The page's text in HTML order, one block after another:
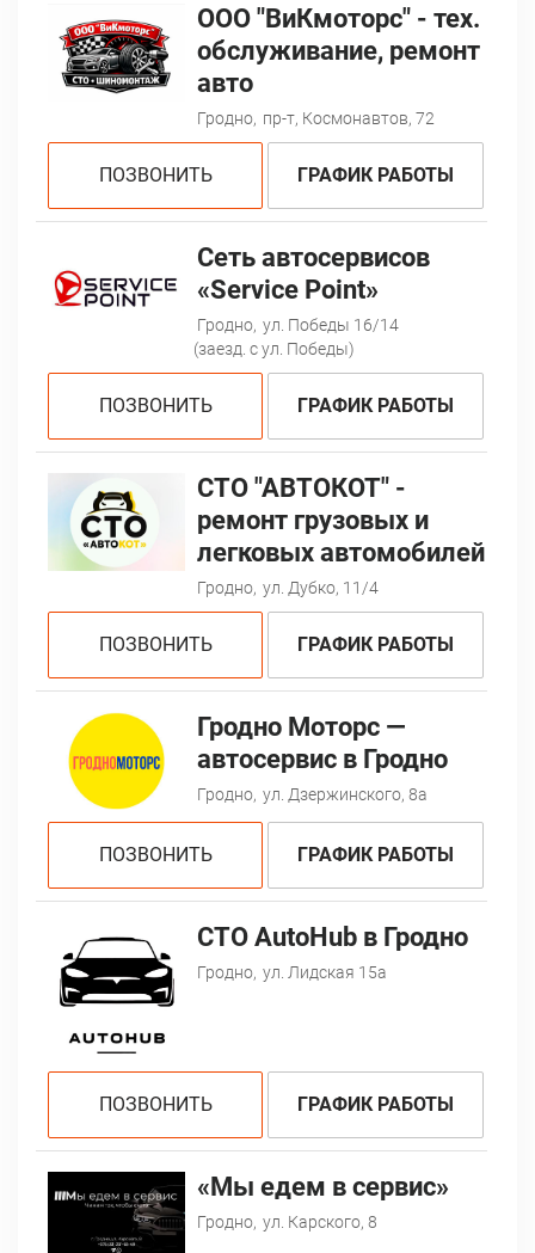
ООО "ВиКмоторс" - тех.
обслуживание, ремонт
авто
Гродно, пр-т, Космонавтов, 72
ПОЗВОНИТЬ ГРАФИК РАБОТЫ
Сеть автосервисов
«Service Point»
Гродно, ул. Победы 16/14
(заезд. с ул. Победы)
ПОЗВОНИТЬ ГРАФИК РАБОТЫ
СТО "АВТОКОТ" -
ремонт грузовых и
легковых автомобилей
Гродно, ул. Дубко, 11/4
ПОЗВОНИТЬ ГРАФИК РАБОТЫ
Гродно Моторс —
автосервис в Гродно
Гродно, ул. Дзержинского, 8a
ПОЗВОНИТЬ ГРАФИК РАБОТЫ
СТО AutoHub в Гродно
Гродно, ул. Лидская 15а
ПОЗВОНИТЬ ГРАФИК РАБОТЫ
«Мы едем в сервис»
Гродно, ул. Карского, 8